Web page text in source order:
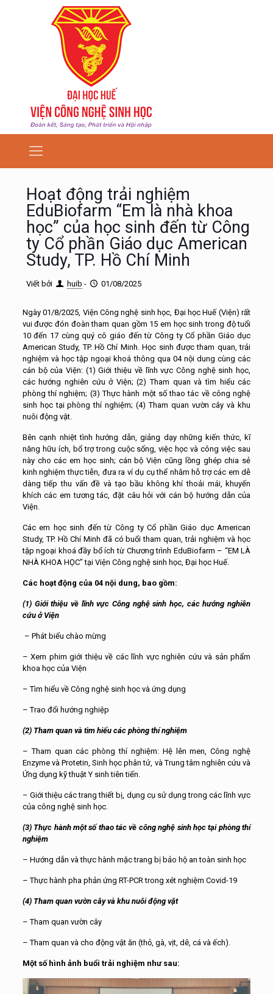
Hoạt động trải nghiệm
EduBiofarm “Em là nhà khoa
học” của học sinh đến từ Công
ty Cổ phần Giáo dục American
Study, TP. Hồ Chí Minh
Viết bởi huib - 01/08/2025
Ngày 01/8/2025, Viện Công nghệ sinh học, Đại học Huế (Viện) rất
vui được đón đoàn tham quan gồm 15 em học sinh trong độ tuổi
10 đến 17 cùng quý cô giáo đến từ Công ty Cổ phần Giáo dục
American Study, TP. Hồ Chí Minh. Học sinh được tham quan, trải
nghiệm và học tập ngoại khoá thông qua 04 nội dung cùng các
cán bộ của Viện: (1) Giới thiệu về lĩnh vực Công nghệ sinh học,
các hướng nghiên cứu ở Viện; (2) Tham quan và tìm hiểu các
phòng thí nghiệm; (3) Thực hành một số thao tác về công nghệ
sinh học tại phòng thí nghiệm; (4) Tham quan vườn cây và khu
nuôi động vật.
Bên cạnh nhiệt tình hướng dẫn, giảng dạy những kiến thức, kĩ
năng hữu ích, bổ trợ trong cuộc sống, việc học và công việc sau
này cho các em học sinh; cán bộ Viện cũng lồng ghép chia sẻ
kinh nghiệm thực tiễn, đưa ra ví dụ cụ thể nhằm hỗ trợ các em dễ
dàng tiếp thu vấn đề và tạo bầu không khí thoải mái, khuyến
khích các em tương tác, đặt câu hỏi với cán bộ hướng dẫn của
Viện.
Các em học sinh đến từ Công ty Cổ phần Giáo dục American
Study, TP. Hồ Chí Minh đã có buổi tham quan, trải nghiệm và học
tập ngoại khoá đầy bổ ích từ Chương trình EduBiofarm – “EM LÀ
NHÀ KHOA HỌC” tại Viện Công nghệ sinh học, Đại học Huế.
Các hoạt động của 04 nội dung, bao gồm:
(1) Giới thiệu về lĩnh vực Công nghệ sinh học, các hướng nghiên
cứu ở Viện
– Phát biểu chào mừng
– Xem phim giới thiệu về các lĩnh vực nghiên cứu và sản phẩm
khoa học của Viện
– Tìm hiểu về Công nghệ sinh học và ứng dụng
– Trao đổi hướng nghiệp
(2) Tham quan và tìm hiểu các phòng thí nghiệm
– Tham quan các phòng thí nghiệm: Hệ lên men, Công nghệ
Enzyme và Protetin, Sinh học phân tử, và Trung tâm nghiên cứu và
Ứng dụng kỹ thuật Y sinh tiên tiến.
– Giới thiệu các trang thiết bị, dụng cụ sử dụng trong các lĩnh vực
của công nghệ sinh học.
(3) Thực hành một số thao tác về công nghệ sinh học tại phòng thí
nghiệm
– Hướng dẫn và thực hành mặc trang bị bảo hộ an toàn sinh học
– Thực hành pha phản ứng RT-PCR trong xét nghiệm Covid-19
(4) Tham quan vườn cây và khu nuôi động vật
– Tham quan vườn cây
– Tham quan và cho động vật ăn (thỏ, gà, vịt, dê, cá và ếch).
Một số hình ảnh buổi trải nghiệm như sau: